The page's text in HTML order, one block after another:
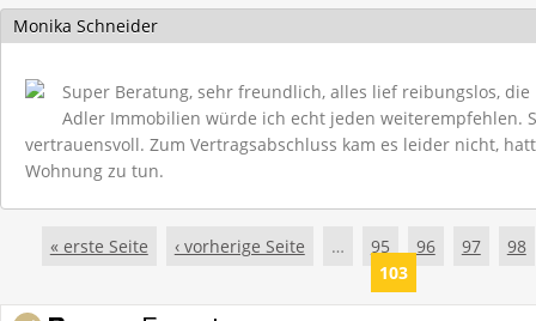
Monika Schneider
Super Beratung, sehr freundlich, alles lief reibungslos,
Adler Immobilien würde ich echt jeden weiterempfehlen.
vertrauensvoll. Zum Vertragsabschluss kam es leider nicht,
Wohnung zu tun.
Seiten« erste Seite ‹ vorherige Seite … 95 96 97
98
103